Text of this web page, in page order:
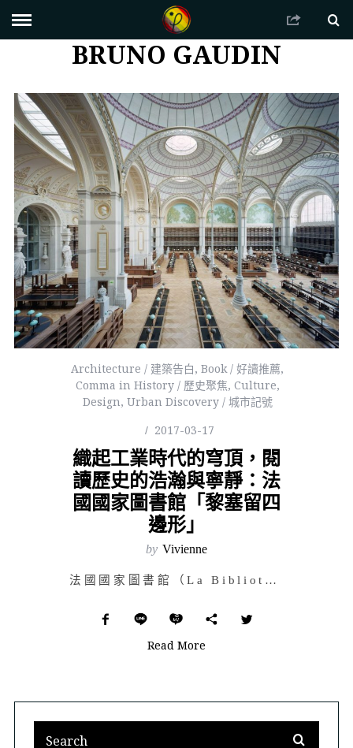
BRUNO GAUDIN
Architecture / 建築告白,Book / 好讀推薦,
Comma in History / 歷史聚焦, Culture,
Design, Urban Discovery / 城市記號
2017-03-17
織起工業時代的穹頂，閱
讀歷史的浩瀚與寧靜：法
國國家圖書館「黎塞留四
邊形」
by Vivienne
法國國家圖書館（La Bibliothèque Nationale de France），於 136…
Read More